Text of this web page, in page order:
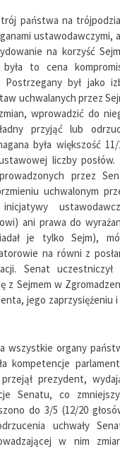
państwa na
ustawodawczymi,
na korzyść
to cena
był jako
uchwalanych przez
wprowadzić do
przyjąć lub
była większość 11/
liczby posłów.
przez
uchwalonym
ani prawa do
je tylko Sejm),
na równi z
Senat uczestniczył
z Sejmem w
jego zaprzysiężeniu
wszystkie organy
kompetencje
prezydent,
Senatu, co
do 3/5 (12/20
uchwały
w nim